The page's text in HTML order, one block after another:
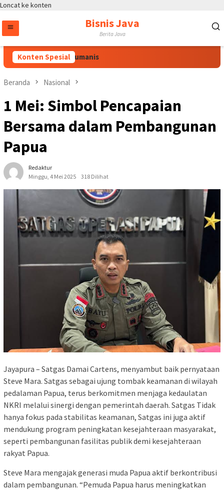
Loncat ke konten
Bisnis Java
Berita Java
Konten Spesial
Adaptif dan Humanis
Beranda Nasional
1 Mei: Simbol Pencapaian
Bersama dalam Pembangunan
Papua
Redaktur
Minggu, 4 Mei 2025
318 Dilihat
Jayapura – Satgas Damai Cartens, menyambut baik pernyataan
Steve Mara. Satgas sebagai ujung tombak keamanan di wilayah
pedalaman Papua, terus berkomitmen menjaga kedaulatan
NKRI melalui sinergi dengan pemerintah daerah. Satgas Tidak
hanya fokus pada stabilitas keamanan, Satgas ini juga aktif
mendukung program peningkatan kesejahteraan masyarakat,
seperti pembangunan fasilitas publik demi kesejahteraan
rakyat Papua.
Steve Mara mengajak generasi muda Papua aktif berkontribusi
dalam pembangunan. “Pemuda Papua harus meningkatkan